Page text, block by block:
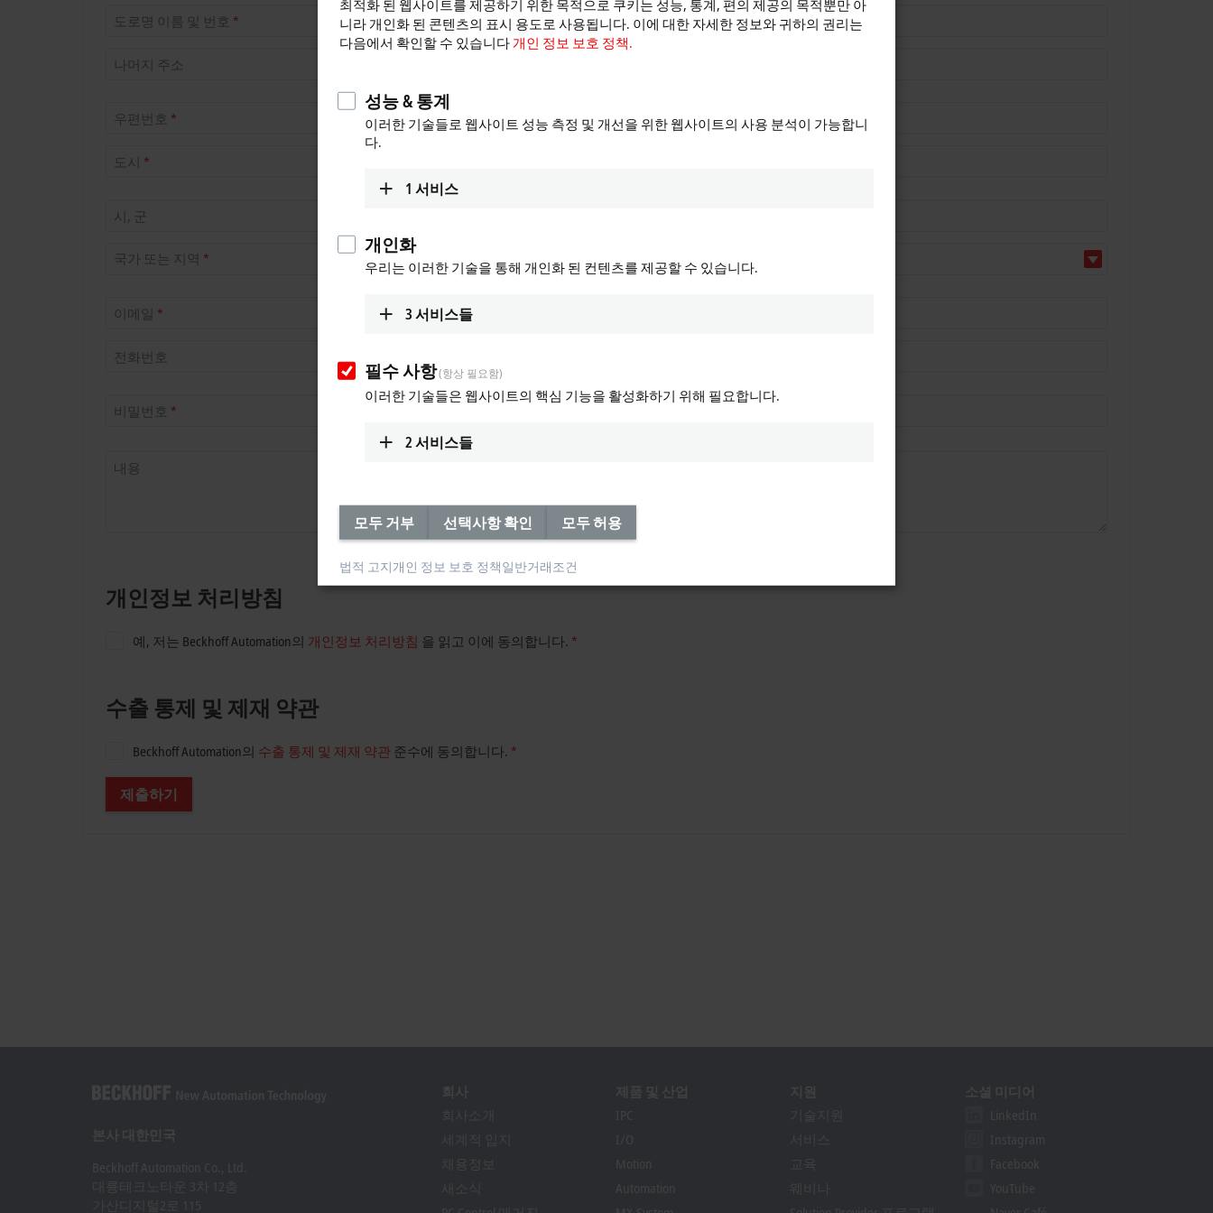
도로명 이름 및 번호 *
나머지 주소
우편번호 *
도시 *
시, 군
국가 또는 지역 *
이메일 *
전화번호
비밀번호 *
내용
개인정보 처리방침
예, 저는 Beckhoff Automation의 개인정보 처리방침 을 읽고 이에 동의합니다. *
수출 통제 및 제재 약관
Beckhoff Automation의 수출 통제 및 제재 약관 준수에 동의합니다. *
제출하기
최적화 된 웹사이트를 제공하기 위한 목적으로 쿠키는 성능, 통계, 편의 제공의 목적뿐만 아
니라 개인화 된 콘텐츠의 표시 용도로 사용됩니다. 이에 대한 자세한 정보와 귀하의 권리는
다음에서 확인할 수 있습니다 개인 정보 보호 정책.
성능 & 통계
이러한 기술들로 웹사이트 성능 측정 및 개선을 위한 웹사이트의 사용 분석이 가능합니
다.
1 서비스
개인화
우리는 이러한 기술을 통해 개인화 된 컨텐츠를 제공할 수 있습니다.
3서비스들
필수 사항(항상 필요함)
이러한 기술들은 웹사이트의 핵심 기능을 활성화하기 위해 필요합니다.
2서비스들
모두 거부 선택사항 확인 모두 허용
법적 고지개인 정보 보호 정책일반거래조건